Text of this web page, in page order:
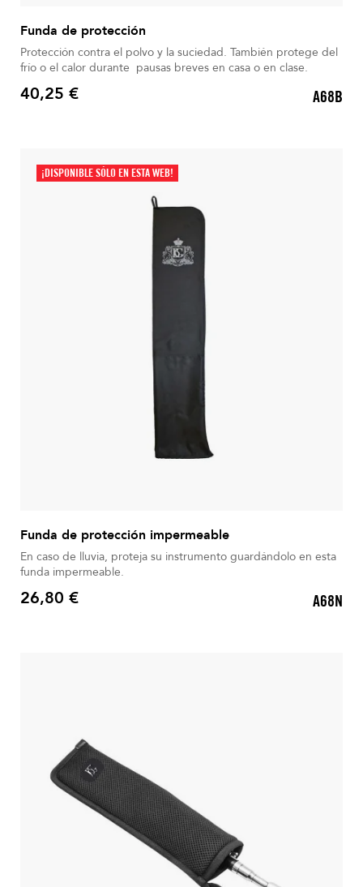
Funda de protección
Protección contra el polvo y la suciedad. También protege del
frío o el calor durante pausas breves en casa o en clase.
Precio
40,25 € A68B
¡DISPONIBLE SÓLO EN ESTA WEB!
Funda de protección impermeable
En caso de lluvia, proteja su instrumento guardándolo en esta
funda impermeable.
Precio
26,80 € A68N